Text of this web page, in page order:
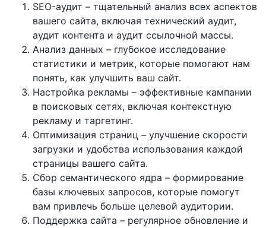
SEO-аудит – тщательный анализ всех аспектов
вашего сайта, включая технический аудит,
аудит контента и аудит ссылочной массы.
Анализ данных – глубокое исследование
статистики и метрик, которые помогают нам
понять, как улучшить ваш сайт.
Настройка рекламы – эффективные кампании
в поисковых сетях, включая контекстную
рекламу и таргетинг.
Оптимизация страниц – улучшение скорости
загрузки и удобства использования каждой
страницы вашего сайта.
Сбор семантического ядра – формирование
базы ключевых запросов, которые помогут
вам привлечь больше целевой аудитории.
Поддержка сайта – регулярное обновление и